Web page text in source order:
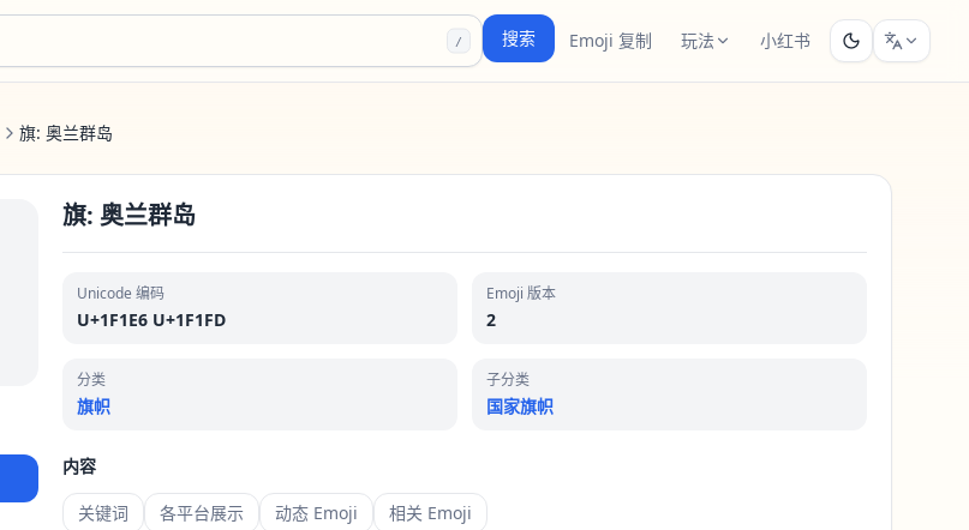
/ 搜索 Emoji 复制 玩法 小红书
旗: 奥兰群岛
旗: 奥兰群岛
Unicode 编码
U+1F1E6 U+1F1FD
Emoji 版本
2
分类
旗帜
子分类
国家旗帜
内容
关键词 各平台展示 动态 Emoji 相关 Emoji